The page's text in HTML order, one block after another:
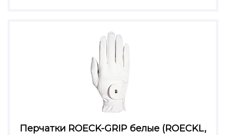
Перчатки ROECK-GRIP белые (ROECKL,